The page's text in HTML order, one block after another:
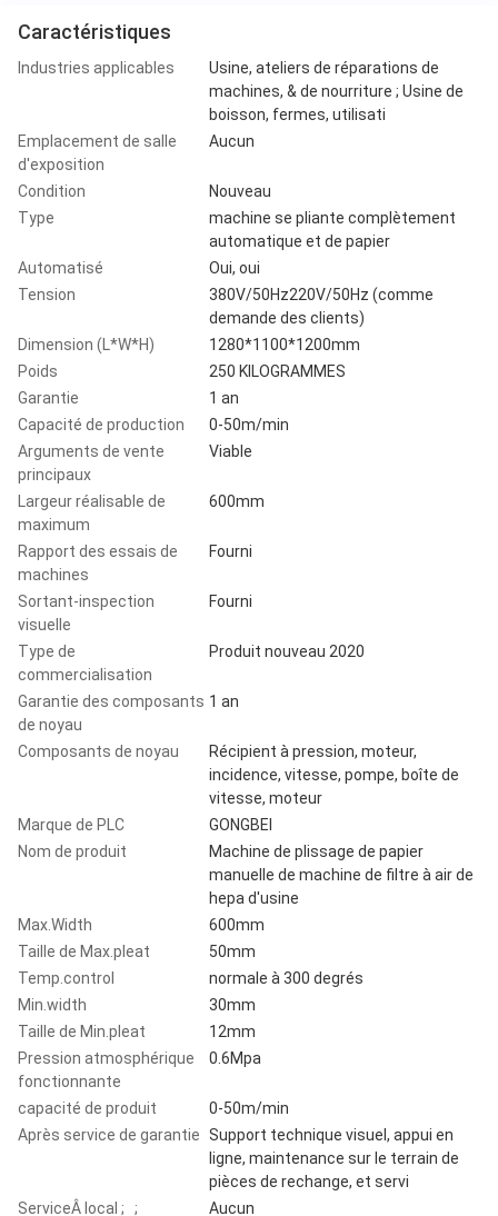
Caractéristiques
Industries applicables
Usine, ateliers de réparations de
machines, & de nourriture ; Usine de
boisson, fermes, utilisati
Emplacement de salle
d'exposition
Aucun
Condition
Nouveau
Type
machine se pliante complètement
automatique et de papier
Automatisé
Oui, oui
Tension
380V/50Hz220V/50Hz (comme
demande des clients)
Dimension (L*W*H)
1280*1100*1200mm
Poids
250 KILOGRAMMES
Garantie
1 an
Capacité de production
0-50m/min
Arguments de vente
principaux
Viable
Largeur réalisable de
maximum
600mm
Rapport des essais de
machines
Fourni
Sortant-inspection
visuelle
Fourni
Type de
commercialisation
Produit nouveau 2020
Garantie des composants
de noyau
1 an
Composants de noyau
Récipient à pression, moteur,
incidence, vitesse, pompe, boîte de
vitesse, moteur
Marque de PLC
GONGBEI
Nom de produit
Machine de plissage de papier
manuelle de machine de filtre à air de
hepa d'usine
Max.Width
600mm
Taille de Max.pleat
50mm
Temp.control
normale à 300 degrés
Min.width
30mm
Taille de Min.pleat
12mm
Pression atmosphérique
fonctionnante
0.6Mpa
capacité de produit
0-50m/min
Après service de garantie Support technique visuel, appui en
ligne, maintenance sur le terrain de
pièces de rechange, et servi
ServiceÂ local ; ;
Aucun